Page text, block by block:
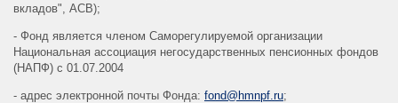
вкладов", АСВ);
- Фонд является членом Саморегулируемой организации
Национальная ассоциация негосударственных пенсионных фондов
(НАПФ) с 01.07.2004
- адрес электронной почты Фонда: fond@hmnpf.ru;